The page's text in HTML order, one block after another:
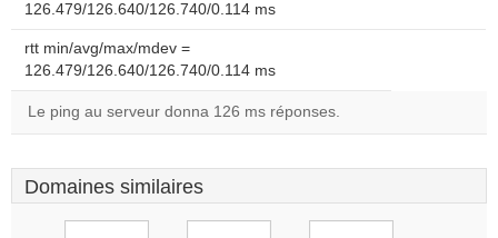
126.479/126.640/126.740/0.114 ms
rtt min/avg/max/mdev =
126.479/126.640/126.740/0.114 ms
Le ping au serveur donna 126 ms réponses.
Domaines similaires